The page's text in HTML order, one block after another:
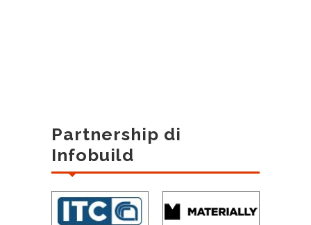
Partnership di
Infobuild